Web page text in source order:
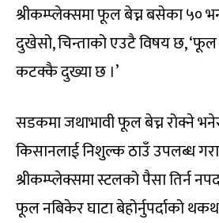
श्रीकम्प्लेक्समा फूल बेच्न बसेका ५०
दुखेसो, चिन्ताको एउटै विषय छ,
कटक्कै दुख्या छ ।’
सडकमा जथाभावी फूल बेच्न रोक्ने
किसानलाई निशुल्क ठाउँ उपलब्ध
श्रीकम्प्लेक्समा स्टलको पैसा तिर्न
फूल नबिकेर घाटा बेहोर्नुपर्दाको